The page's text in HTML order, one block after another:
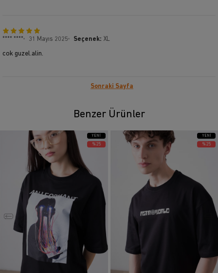
**** **** 31 Mayıs 2025 Seçenek: XL
cok guzel.alin.
Sonraki Sayfa
Benzer Ürünler
YENI
ÜRÜN
%25
YENI
ÜRÜN
%25